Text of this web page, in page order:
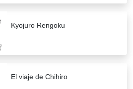
Kyojuro Rengoku
El viaje de Chihiro